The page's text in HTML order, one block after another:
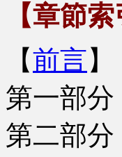
【章節索
【前言】
第一部
第二部